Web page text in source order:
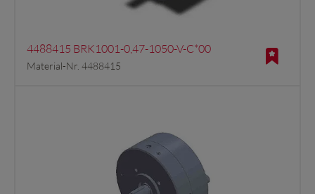
4488415 BRK1001-0,47-1050-V-C*00
Material-Nr. 4488415